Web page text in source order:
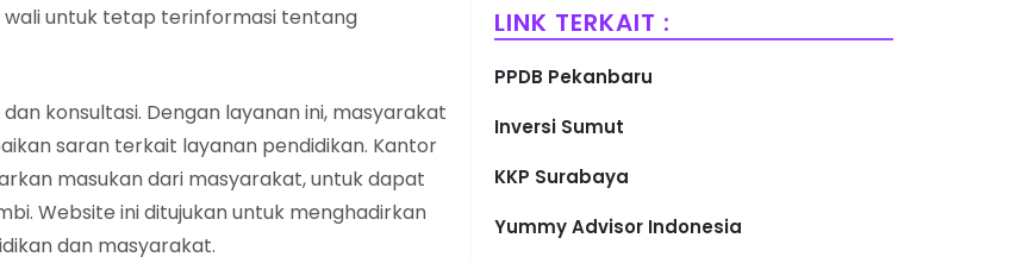
wali untuk tetap terinformasi tentang
konsultasi. Dengan layanan ini, masyarakat
saran terkait layanan pendidikan. Kantor
masukan dari masyarakat, untuk dapat
Website ini ditujukan untuk menghadirkan
dan masyarakat.
LINK TERKAIT :
PPDB Pekanbaru
Inversi Sumut
KKP Surabaya
Yummy Advisor Indonesia